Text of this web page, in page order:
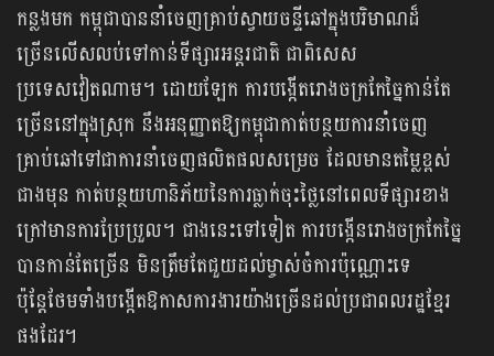
កន្លងមក កម្ពុជាបាននាំចេញគ្រាប់ស្វាយចន្ទីឆៅក្នុងបរិមាណដ៏
ច្រើនលើសលប់ទៅកាន់ទីផ្សារអន្តរជាតិ ជាពិសេស
ប្រទេសវៀតណាម។ ដោយឡែក ការបង្កើតរោងចក្រកែច្នៃកាន់តែ
ច្រើននៅក្នុងស្រុក នឹងអនុញ្ញាត​ឱ្យកម្ពុជាកាត់បន្ថយការនាំចេញ
គ្រាប់ឆៅទៅជាការនាំចេញផលិតផលសម្រេច ដែលមានតម្លៃខ្ពស់
ជាងមុន កាត់បន្ថយហានិភ័យនៃការធ្លាក់ចុះថ្លៃនៅពេលទីផ្សារខាង
ក្រៅមានការប្រែប្រួល។ ជាងនេះទៅទៀត ការបង្កើនរោងចក្រកែច្នៃ
បានកាន់តែច្រើន មិនត្រឹមតែជួយដល់ម្ចាស់ចំការប៉ុណ្ណោះទេ
ប៉ុន្តែថែមទាំងបង្កើតឱកាសការងារយ៉ាងច្រើនដល់ប្រជាពលរដ្ឋខ្មែរ
ផងដែរ។